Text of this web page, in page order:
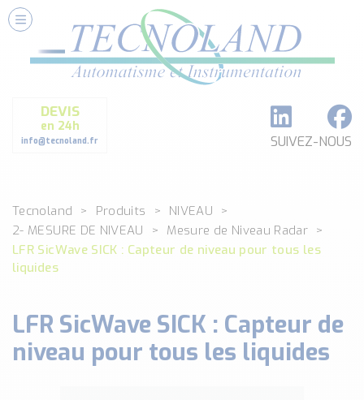
DEVIS
en 24h
info@tecnoland.fr SUIVEZ-NOUS
Nos Services
Conseils et Fourniture
Formation et Assistance
Architecture I-O Link multi fabricants
Classé par catégorie
DEBIT
DETECTION
ENREGISTREUR + ACQUISITION DE DONNEES
Voir toutes les catégories …
Tecnoland Produits
NIVEAU
2- MESURE DE NIVEAU
Mesure de Niveau Radar
LFR SicWave SICK : Capteur de niveau pour tous les
liquides
LFR SicWave SICK : Capteur de
niveau pour tous les liquides